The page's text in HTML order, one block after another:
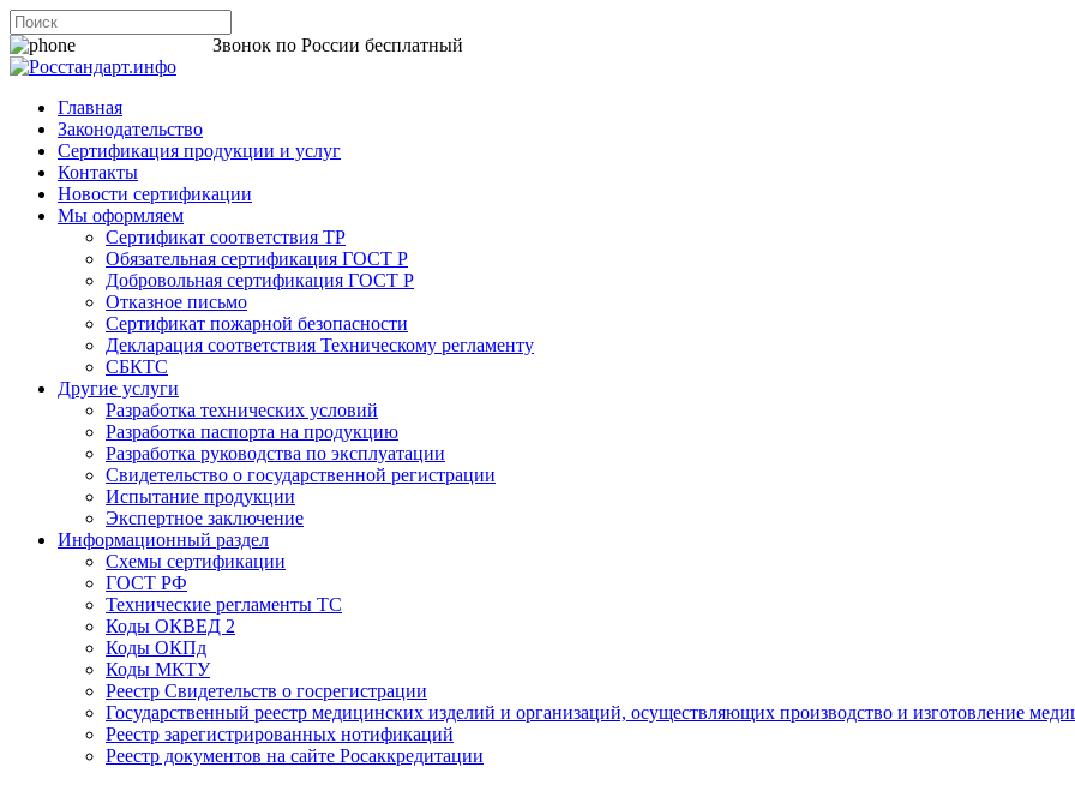
Звонок по России бесплатный
Главная
Законодательство
Сертификация продукции и услуг
Контакты
Новости сертификации
Мы оформляем
Сертификат соответствия ТР
Обязательная сертификация ГОСТ Р
Добровольная сертификация ГОСТ Р
Отказное письмо
Сертификат пожарной безопасности
Декларация соответствия Техническому регламенту
СБКТС
Другие услуги
Разработка технических условий
Разработка паспорта на продукцию
Разработка руководства по эксплуатации
Свидетельство о государственной регистрации
Испытание продукции
Экспертное заключение
Информационный раздел
Схемы сертификации
ГОСТ РФ
Технические регламенты ТС
Коды ОКВЕД 2
Коды ОКПд
Коды МКТУ
Реестр Свидетельств о госрегистрации
Государственный реестр медицинских изделий и организаций, осуществляющих производство и изготовление
Реестр зарегистрированных нотификаций
Реестр документов на сайте Росаккредитации